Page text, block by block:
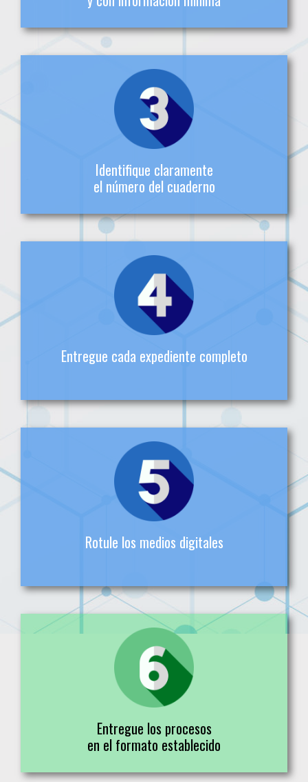
Cada carátula debe traer...
* Nombre y código de identificación del despacho judicial
* Radicado del proceso (23 dígitos)
* Identificación clara de los sujetos o partes procesales
* Serie documental (según Tablas de Retención
Identifique claramente
el número del cuaderno
Identifique claramente el número de cada
cuaderno, en caso de presentar varios
Entregue cada expediente completo
No se admitirán cuadernos que salten foliaturas
o que no contengan todos los elementos que se
señalen en él
Rotule los medios digitales
Las hojas o sobres en donde vengan
almacenados medios digitales (audiencias,
pruebas, etc.) deberán entregarse
debidamente rotulados
Entregue los procesos
en el formato establecido